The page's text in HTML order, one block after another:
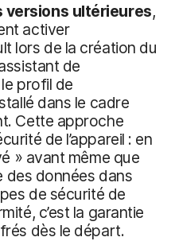
versions ultérieures,
activer
lors de la création du
de
profil de
dans le cadre
Cette approche
de l’appareil : en
» avant même que
des données dans
de sécurité de
c’est la garantie
dès le départ.